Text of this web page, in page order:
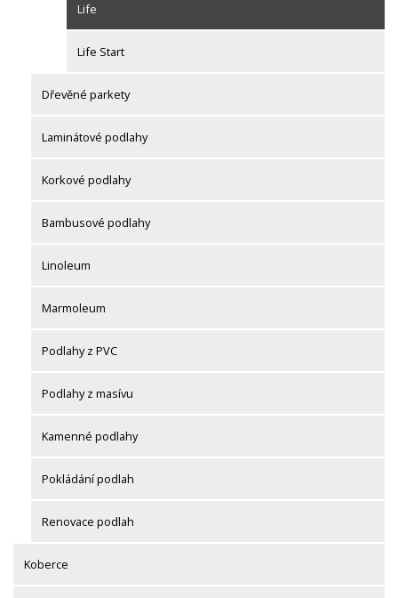
Life
Life Start
Dřevěné parkety
Laminátové podlahy
Korkové podlahy
Bambusové podlahy
Linoleum
Marmoleum
Podlahy z PVC
Podlahy z masívu
Kamenné podlahy
Pokládání podlah
Renovace podlah
Koberce